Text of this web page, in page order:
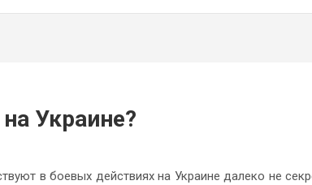
Украине?
в боевых действиях на Украине далеко не